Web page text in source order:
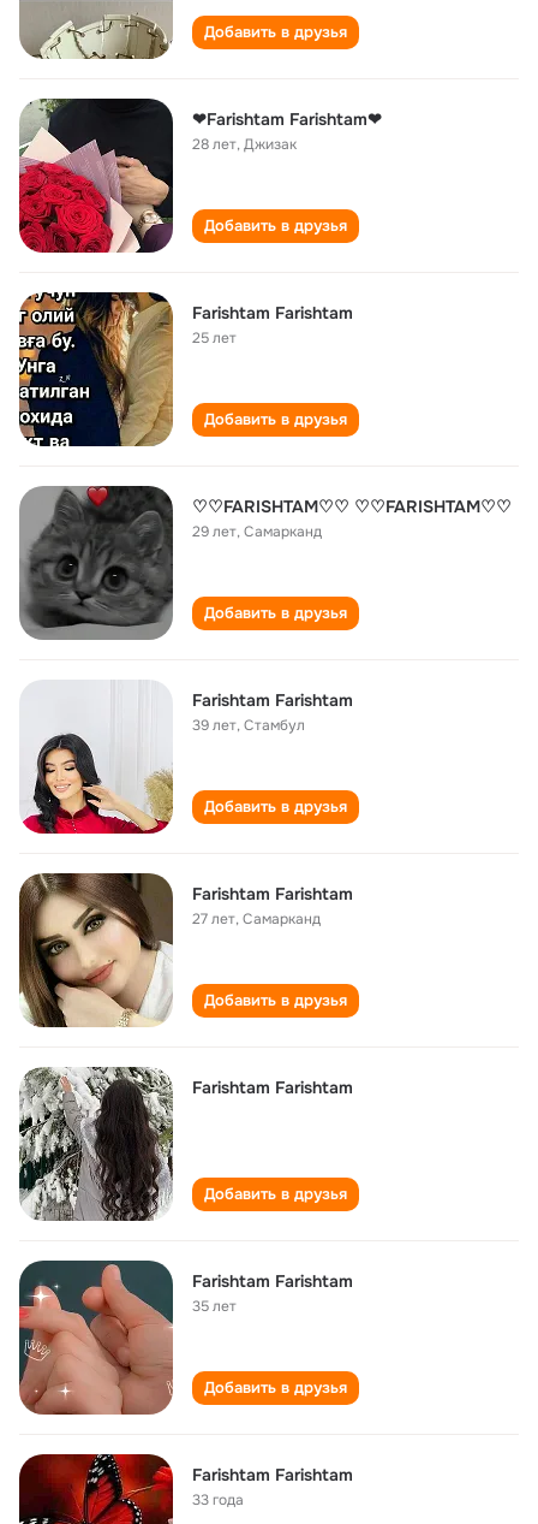
Добавить в друзья
❤Farishtam Farishtam❤
28 лет,Джизак
Добавить в друзья
Farishtam Farishtam
25 лет
Добавить в друзья
♡♡FARISHTAM♡♡ ♡♡FARISHTAM♡♡
29 лет,Самарканд
Добавить в друзья
Farishtam Farishtam
39 лет,Стамбул
Добавить в друзья
Farishtam Farishtam
27 лет,Самарканд
Добавить в друзья
Farishtam Farishtam
Добавить в друзья
Farishtam Farishtam
35 лет
Добавить в друзья
Farishtam Farishtam
33 года